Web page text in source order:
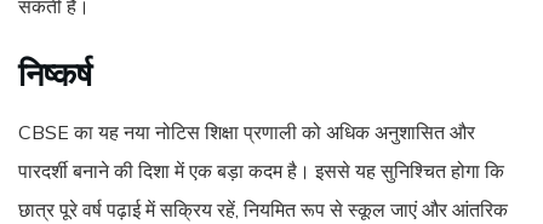
सकती है।
निष्कर्ष
CBSE का यह नया नोटिस शिक्षा प्रणाली को अधिक अनुशासित और
पारदर्शी बनाने की दिशा में एक बड़ा कदम है। इससे यह सुनिश्चित होगा कि
छात्र पूरे वर्ष पढ़ाई में सक्रिय रहें, नियमित रूप से स्कूल जाएं और आंतरिक